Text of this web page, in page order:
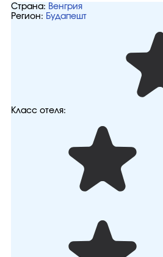
Страна: Венгрия
Регион: Будапешт
Класс отеля: